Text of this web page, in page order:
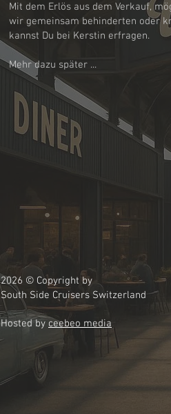
Mit dem Erlös aus dem Verkauf,
wir gemeinsam behinderten oder
kannst Du bei Kerstin erfragen.
Mehr dazu später ...
2026 © Copyright by
South Side Cruisers Switzerland
Hosted by ceebeo media